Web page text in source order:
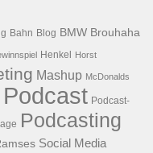
Bahn Blog BMW Brouhaha
Henkel Horst
Mashup McDonalds
Podcast Podcast-
Podcasting
Social Media